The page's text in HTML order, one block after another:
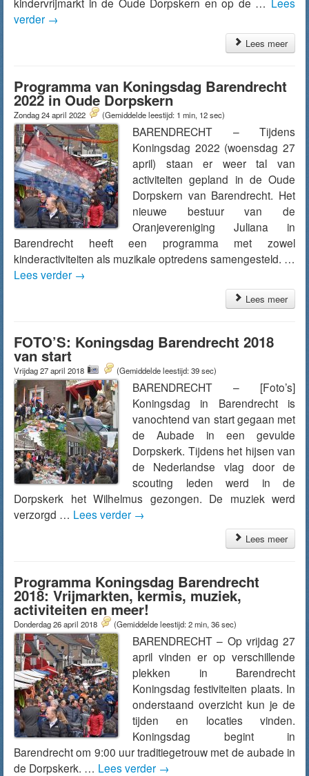
verder →
Lees meer
Programma van Koningsdag Barendrecht
2022 in Oude Dorpskern
Zondag 24 april 2022 (Gemiddelde leestijd: 1 min, 12 sec)
BARENDRECHT – Tijdens
Koningsdag 2022 (woensdag 27
april) staan er weer tal van
activiteiten gepland in de Oude
Dorpskern van Barendrecht. Het
nieuwe bestuur van de
Oranjevereniging Juliana in
Barendrecht heeft een programma met zowel
kinderactiviteiten als muzikale optredens samengesteld. …
Lees verder →
Lees meer
FOTO’S: Koningsdag Barendrecht 2018
van start
Vrijdag 27 april 2018 (Gemiddelde leestijd: 39 sec)
BARENDRECHT – [Foto’s]
Koningsdag in Barendrecht is
vanochtend van start gegaan met
de Aubade in een gevulde
Dorpskerk. Tijdens het hijsen van
de Nederlandse vlag door de
scouting leden werd in de
Dorpskerk het Wilhelmus gezongen. De muziek werd
verzorgd … Lees verder →
Lees meer
Programma Koningsdag Barendrecht
2018: Vrijmarkten, kermis, muziek,
activiteiten en meer!
Donderdag 26 april 2018 (Gemiddelde leestijd: 2 min, 36 sec)
BARENDRECHT – Op vrijdag 27
april vinden er op verschillende
plekken in Barendrecht
Koningsdag festiviteiten plaats. In
onderstaand overzicht kun je de
tijden en locaties vinden.
Koningsdag begint in
Barendrecht om 9:00 uur traditiegetrouw met de aubade in
de Dorpskerk. … Lees verder →